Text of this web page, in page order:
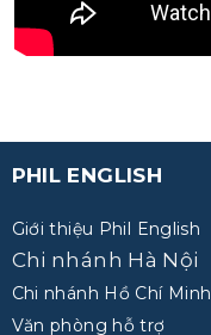
PHIL ENGLISH
Giới thiệu Phil English
Chi nhánh Hà Nội
Chi nhánh Hồ Chí Minh
Văn phòng hỗ trợ